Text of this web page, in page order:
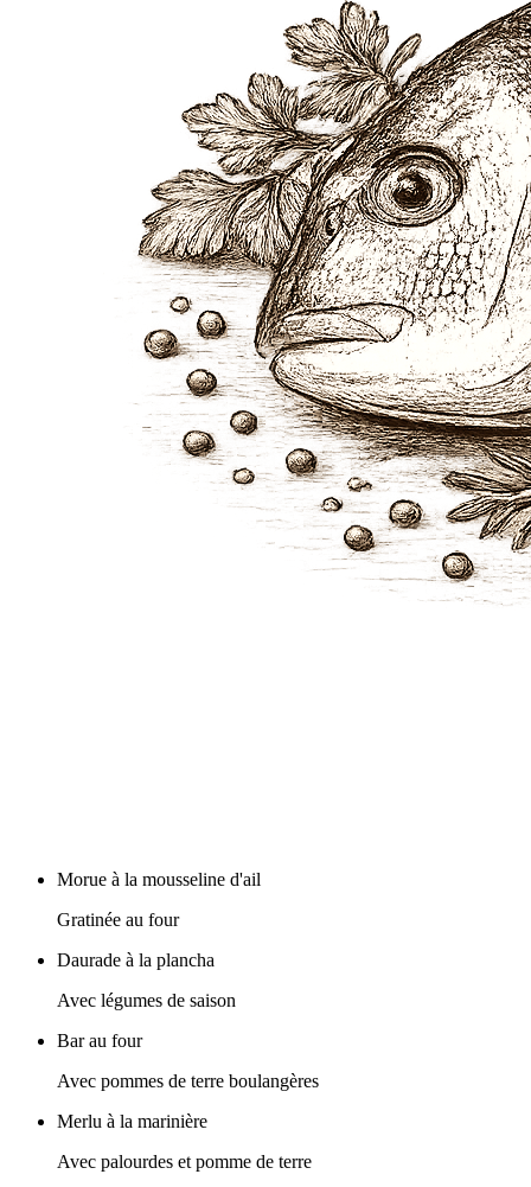
Morue à la mousseline d'ail
Gratinée au four
Daurade à la plancha
Avec légumes de saison
Bar au four
Avec pommes de terre boulangères
Merlu à la marinière
Avec palourdes et pomme de terre